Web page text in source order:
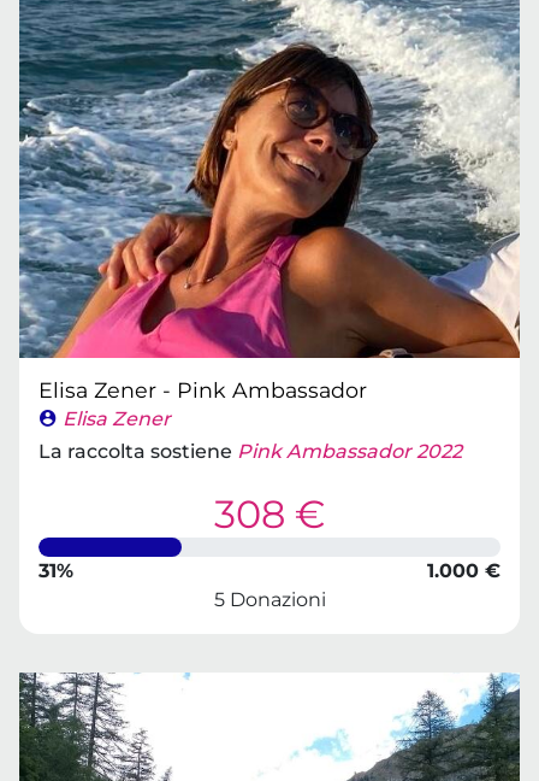
Elisa Zener - Pink Ambassador
Elisa Zener
La raccolta sostiene Pink Ambassador 2022
308 €
31%
1.000 €
5 Donazioni